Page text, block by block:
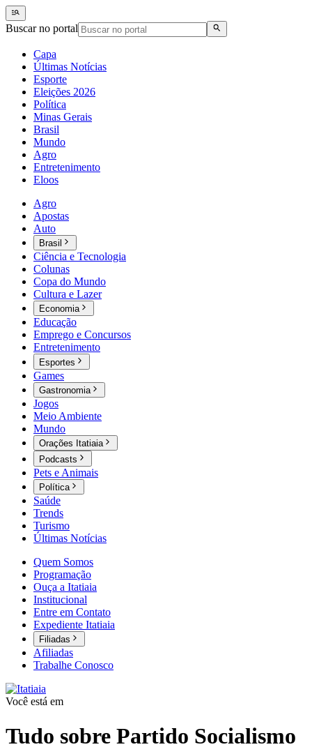
Buscar no portal
Capa
Últimas Notícias
Esporte
Eleições 2026
Política
Minas Gerais
Brasil
Mundo
Agro
Entretenimento
Eloos
Agro
Apostas
Auto
Brasil
Ciência e Tecnologia
Colunas
Copa do Mundo
Cultura e Lazer
Economia
Educação
Emprego e Concursos
Entretenimento
Esportes
Games
Gastronomia
Jogos
Meio Ambiente
Mundo
Orações Itatiaia
Podcasts
Pets e Animais
Política
Saúde
Trends
Turismo
Últimas Notícias
Quem Somos
Programação
Ouça a Itatiaia
Institucional
Entre em Contato
Expediente Itatiaia
Filiadas
Afiliadas
Trabalhe Conosco
Você está em
Tudo sobre Partido Socialismo